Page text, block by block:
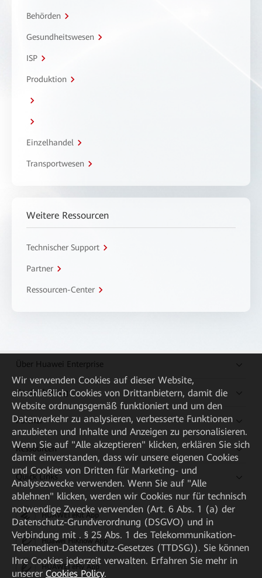
Behörden
Gesundheitswesen
ISP
Produktion
Einzelhandel
Transportwesen
Weitere Ressourcen
Technischer Support
Partner
Ressourcen-Center
Über Huawei Enterprise
Kaufanleitung
Partner
Ressourcen
Quick Links
HUAWEI eKit App
Huawei HiKnow App
HUAWEI eFly App
Wir verwenden Cookies auf dieser Website,
einschließlich Cookies von Drittanbietern, damit die
Website ordnungsgemäß funktioniert und um den
Datenverkehr zu analysieren, verbesserte Funktionen
anzubieten und Inhalte und Anzeigen zu personalisieren.
Wenn Sie auf "Alle akzeptieren" klicken, erklären Sie sich
damit einverstanden, dass wir unsere eigenen Cookies
und Cookies von Dritten für Marketing- und
Analysezwecke verwenden. Wenn Sie auf "Alle
ablehnen" klicken, werden wir Cookies nur für technisch
notwendige Zwecke verwenden (Art. 6 Abs. 1 (a) der
Datenschutz-Grundverordnung (DSGVO) und in
Verbindung mit . § 25 Abs. 1 des Telekommunikation-
Telemedien-Datenschutz-Gesetzes (TTDSG)). Sie können
Ihre Cookies jederzeit verwalten. Erfahren Sie mehr in
unserer Cookies Policy.